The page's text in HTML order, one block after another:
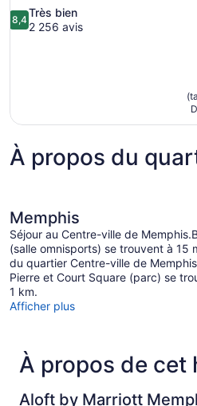
8.4
sur
8,4
Très bien
2 256 avis
À propos du
Memphis
Séjour au Centre-ville de
(salle omnisports) se trouvent à 15
du quartier Centre-ville de
Pierre et Court Square (parc) se
1 km.
Afficher plus
À propos de cet
Aloft by Marriott